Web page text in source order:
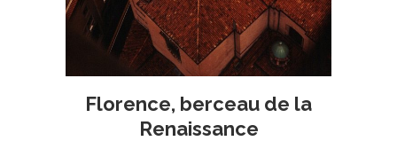
Florence, berceau de la
Renaissance